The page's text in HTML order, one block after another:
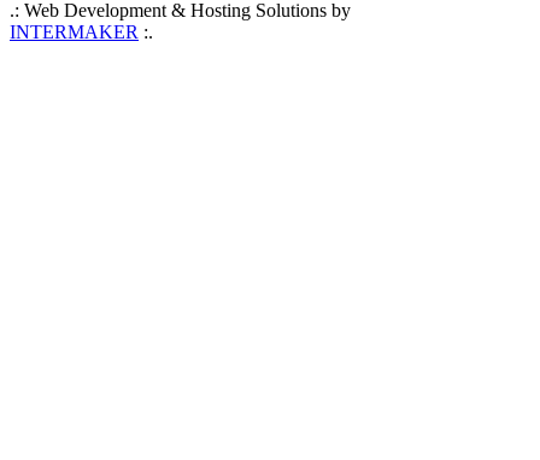
.: Web Development & Hosting Solutions by
INTERMAKER :.